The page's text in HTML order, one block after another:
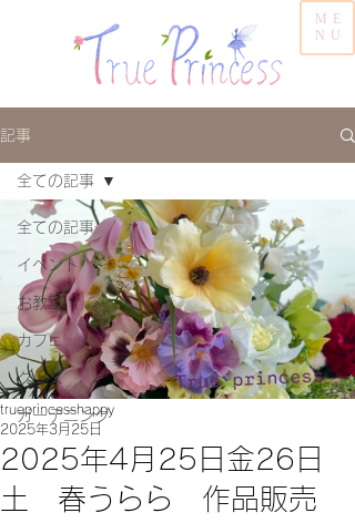
ME
NU
記事
全ての記事
イベント
お教室
カフェ
グッズ
ガーデニング
全ての記事
2025年4月25日金26日
土 春うらら 作品販売
trueprincesshappy
2025年3月25日